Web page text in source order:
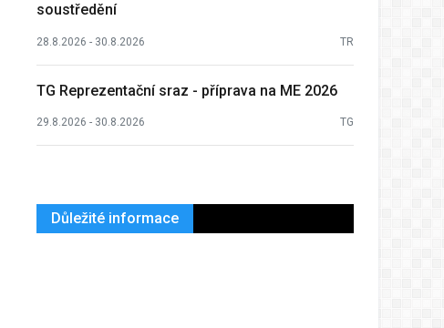
soustředění
28.8.2026 - 30.8.2026 TR
TG Reprezentační sraz - příprava na ME 2026
29.8.2026 - 30.8.2026 TG
Důležité informace